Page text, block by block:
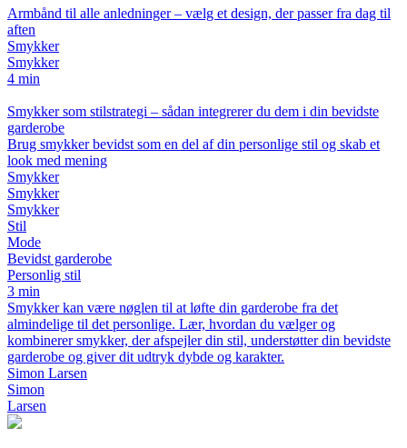
Armbånd til alle anledninger – vælg et design, der passer fra dag til
aften
Smykker
Smykker
4 min
Smykker som stilstrategi – sådan integrerer du dem i din bevidste
garderobe
Brug smykker bevidst som en del af din personlige stil og skab et
look med mening
Smykker
Smykker
Smykker
Stil
Mode
Bevidst garderobe
Personlig stil
3 min
Smykker kan være nøglen til at løfte din garderobe fra det
almindelige til det personlige. Lær, hvordan du vælger og
kombinerer smykker, der afspejler din stil, understøtter din bevidste
garderobe og giver dit udtryk dybde og karakter.
Simon Larsen
Simon
Larsen